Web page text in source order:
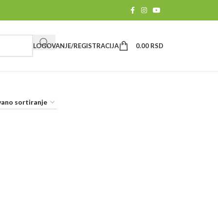
LOGOVANJE/REGISTRACIJA 0.00 RSD